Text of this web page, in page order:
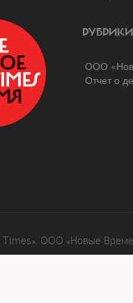
РУБРИКИ
ООО
Отчет о
ООО «Новые